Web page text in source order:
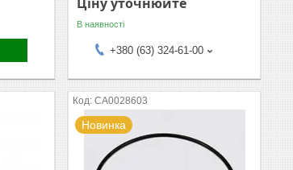
В наявності
+380 (63) 324-61-00
CA0028603
Новинка